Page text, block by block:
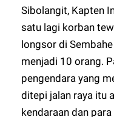
Sibolangit, Kapten
satu lagi korban
longsor di
menjadi 10 orang.
pengendara yang
ditepi jalan raya itu
kendaraan dan